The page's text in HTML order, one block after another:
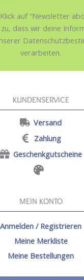
auf “Newsletter
dass wir deine
verarbeiten.
KUNDENSERVICE
Versand
Zahlung
Geschenkgutscheine
MEIN KONTO
Anmelden / Registrieren
Meine Merkliste
Meine Bestellungen